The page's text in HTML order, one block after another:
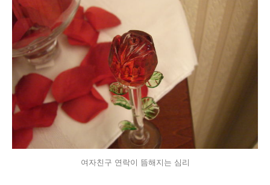
여자친구 연락이 뜸해지는 심리